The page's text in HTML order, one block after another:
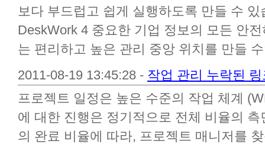
보다 부드럽고 쉽게 실행하도록 만들 수
DeskWork 4 중요한 기업 정보의 모든 안
는 편리하고 높은 관리 중앙 위치를 만들
2011-08-19 13:45:28 - 작업 관리 누락된 링
프로젝트 일정은 높은 수준의 작업 체계
에 대한 진행은 정기적으로 전체 비율의
의 완료 비율에 따라, 프로젝트 매니저를